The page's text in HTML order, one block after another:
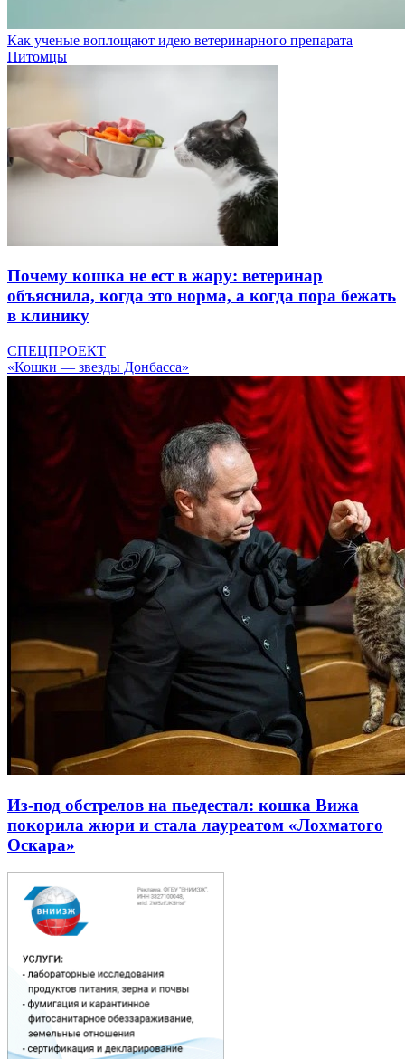
Как ученые воплощают идею ветеринарного препарата
Питомцы
Почему кошка не ест в жару: ветеринар
объяснила, когда это норма, а когда пора бежать
в клинику
СПЕЦПРОЕКТ
«Кошки — звезды Донбасса»
Из-под обстрелов на пьедестал: кошка Вижа
покорила жюри и стала лауреатом «Лохматого
Оскара»